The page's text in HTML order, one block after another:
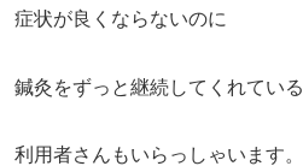
症状が良くならないのに
鍼灸をずっと継続してくれている
利用者さんもいらっしゃいます。